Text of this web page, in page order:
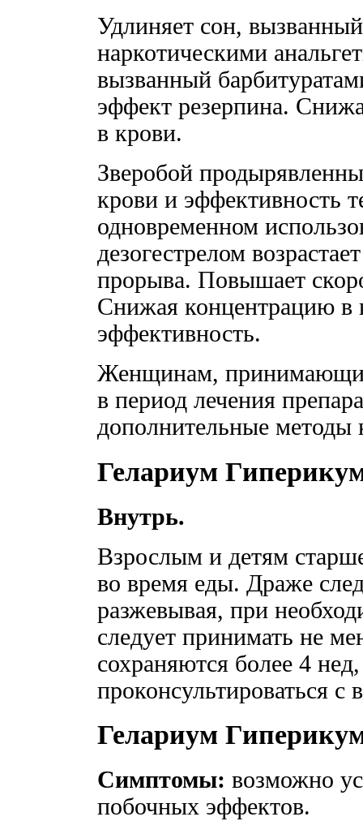
Удлиняет сон,
наркотическими
вызванный
эффект резерпина.
в крови.
Зверобой
крови и эффективность
одновременном
дезогестрелом
прорыва. Повышает
Снижая концентрацию в
эффективность.
Женщинам,
в период лечения
дополнительные методы
Гелариум
Внутрь.
Взрослым и детям
во время еды. Драже
разжевывая, при
следует принимать не
сохраняются более 4
проконсультироваться с
Гелариум
Симптомы: возможно
побочных эффектов.